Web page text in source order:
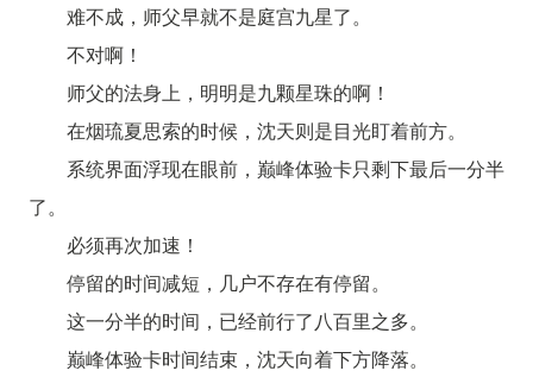
难不成，师父早就不是庭宫九星了。
不对啊！
师父的法身上，明明是九颗星珠的啊！
在烟琉夏思索的时候，沈天则是目光盯着前方。
系统界面浮现在眼前，巅峰体验卡只剩下最后一分半
了。
必须再次加速！
停留的时间减短，几户不存在有停留。
这一分半的时间，已经前行了八百里之多。
巅峰体验卡时间结束，沈天向着下方降落。